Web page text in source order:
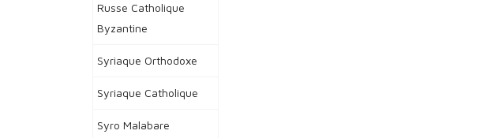
Russe Catholique
Byzantine
Syriaque Orthodoxe
Syriaque Catholique
Syro Malabare